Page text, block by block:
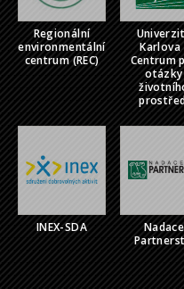
Regionální
environmentální
centrum (REC)
Karlova
Centrum
otázky
INEX-SDA
Nadace